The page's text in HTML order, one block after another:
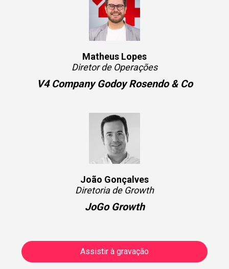
Matheus Lopes
Diretor de Operações
V4 Company Godoy Rosendo & Co
João Gonçalves
Diretoria de Growth
JoGo Growth
Assistir à gravação